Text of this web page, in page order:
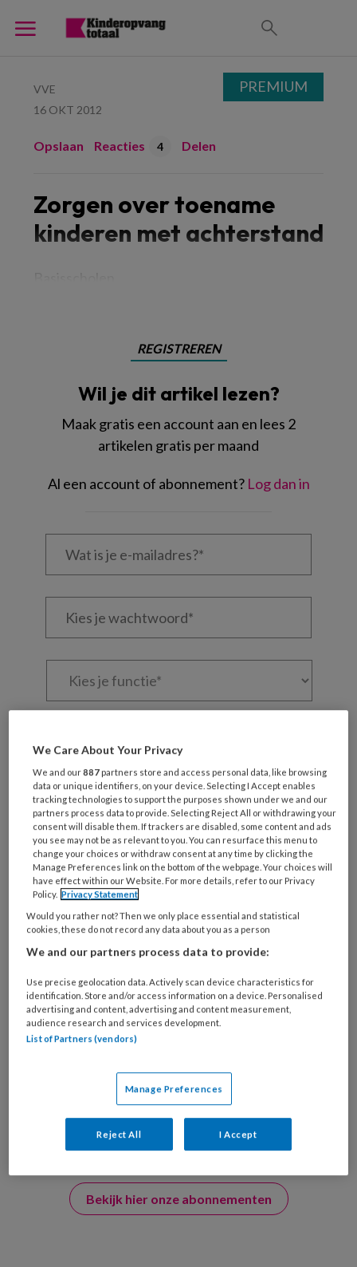
VVE
16 OKT 2012
Opslaan Reacties 4 Delen
Zorgen over toename
kinderen met achterstand
REGISTREREN
Wil je dit artikel lezen?
Maak gratis een account aan en lees 2
artikelen gratis per maand
Al een account of abonnement? Log dan in
Wat
Kies
Kies
organisatie
werk
je?
Untitled
Ontvang 2x per week de
KinderopvangTotaal nieuwsbrief
Ontvang iedere zondag het
Management Kinderopvang
Weekoverzicht
Ja, ik geef toestemming voor e-mails
van KinderopvangTotaal en
Springer Media B.V.
?
Uw bovenstaande gegevens kunnen worden toegevoegd aan
uw profiel in overeenstemming met ons
Bekijk hier onze abonnementen
PREMIUM
We Care About Your Privacy
We and our887 partners store and access personal data, like browsing
data or unique identifiers, on your device. Selecting I Accept enables
tracking technologies to support the purposes shown under we and our
partners process data to provide. Selecting Reject All or withdrawing your
consent will disable them. If trackers are disabled, some content and ads
you see may not be as relevant to you. You can resurface this menu to
change your choices or withdraw consent at any time by clicking the
Manage Preferences link on the bottom of the webpage. Your choices will
have effect within our Website. For more details, refer to our Privacy
Policy. Privacy Statement
Would you rather not? Then we only place essential and statistical
cookies, these do not record any data about you as a person
We and our partners process data to provide:
Use precise geolocation data. Actively scan device characteristics for
identification. Store and/or access information on a device. Personalised
advertising and content, advertising and content measurement,
audience research and services development.
List of Partners (vendors)
Manage Preferences
Reject All I Accept